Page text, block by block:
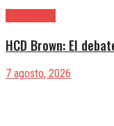
HCD Brown: El
7 agosto, 2026